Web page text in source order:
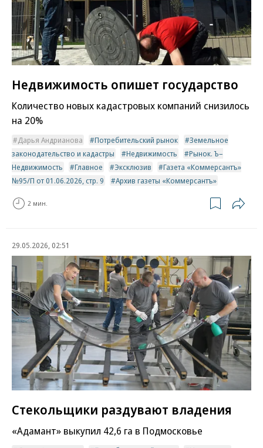
Недвижимость опишет государство
Количество новых кадастровых компаний снизилось
на 20%
Дарья Андрианова Потребительский рынок
Земельное
законодательство и кадастры
Недвижимость
Рынок. Ъ–
Недвижимость
Главное Эксклюзив
Газета «Коммерсантъ»
№95/П от 01.06.2026, стр. 9
Архив газеты «Коммерсантъ»
2 мин.
29.05.2026, 02:51
Стекольщики раздувают владения
«Адамант» выкупил 42,6 га в Подмосковье